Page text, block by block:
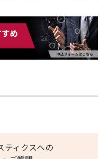
ティクスへの